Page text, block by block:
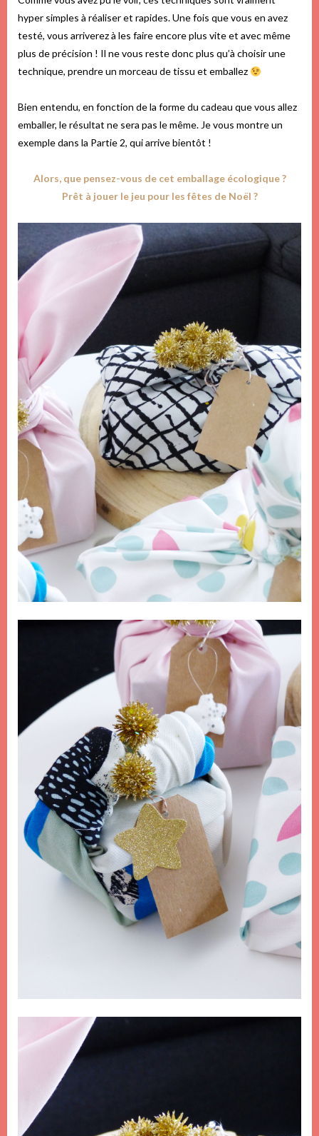
hyper simples à réaliser et rapides. Une fois que vous en avez
testé, vous arriverez à les faire encore plus vite et avec même
plus de précision ! Il ne vous reste donc plus qu’à choisir une
technique, prendre un morceau de tissu et emballez
Bien entendu, en fonction de la forme du cadeau que vous allez
emballer, le résultat ne sera pas le même. Je vous montre un
exemple dans la Partie 2, qui arrive bientôt !
Alors, que pensez-vous de cet emballage écologique ?
Prêt à jouer le jeu pour les fêtes de Noël ?